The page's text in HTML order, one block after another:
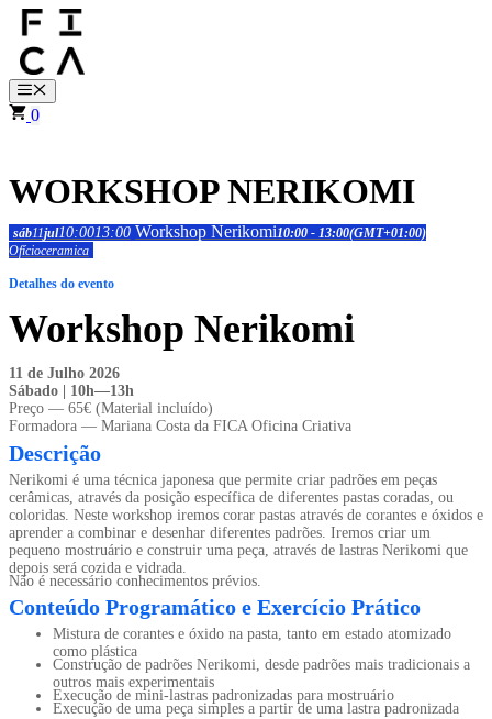
Saltar
para
conteúdo
Menu
0
WORKSHOP NERIKOMI
sáb11jul10:0013:00 Workshop Nerikomi10:00 - 13:00(GMT+01:00)
Ofícioceramica
Detalhes do evento
Workshop Nerikomi
11 de Julho 2026
Sábado | 10h—13h
Preço — 65€ (Material incluído)
Formadora — Mariana Costa da FICA Oficina Criativa
Descrição
Nerikomi é uma técnica japonesa que permite criar padrões em peças
cerâmicas, através da posição específica de diferentes pastas coradas, ou
coloridas. Neste workshop iremos corar pastas através de corantes e óxidos e
aprender a combinar e desenhar diferentes padrões. Iremos criar um
pequeno mostruário e construir uma peça, através de lastras Nerikomi que
depois será cozida e vidrada.
Não é necessário conhecimentos prévios.
Conteúdo Programático e Exercício Prático
Mistura de corantes e óxido na pasta, tanto em estado atomizado
como plástica
Construção de padrões Nerikomi, desde padrões mais tradicionais a
outros mais experimentais
Execução de mini-lastras padronizadas para mostruário
Execução de uma peça simples a partir de uma lastra padronizada